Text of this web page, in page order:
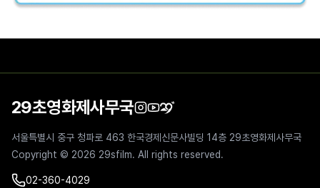
29초영화제사무국
서울특별시 중구 청파로 463 한국경제신문사빌딩 14층 29초영화제사무국
Copyright © 2026 29sfilm. All rights reserved.
02-360-4029